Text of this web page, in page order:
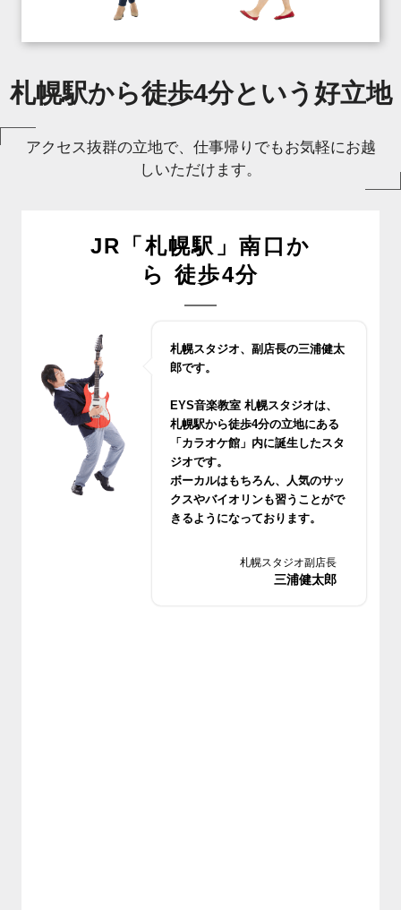
札幌駅から徒歩4分という好立地
アクセス抜群の立地で、仕事帰りでもお気軽にお越
しいただけます。
JR「札幌駅」南口か
ら 徒歩4分
札幌スタジオ、副店長の三浦健太
郎です。
EYS音楽教室 札幌スタジオは、
札幌駅から徒歩4分の立地にある
「カラオケ館」内に誕生したスタ
ジオです。
ボーカルはもちろん、人気のサッ
クスやバイオリンも習うことがで
きるようになっております。
でお気軽においでください。
札幌スタジオ副店長
三浦健太郎